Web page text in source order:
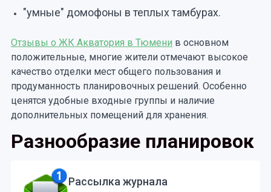
"умные" домофоны в теплых тамбурах.
Отзывы о ЖК Акватория в Тюмени в основном
положительные, многие жители отмечают высокое
качество отделки мест общего пользования и
продуманность планировочных решений. Особенно
ценятся удобные входные группы и наличие
дополнительных помещений для хранения.
Разнообразие планировок
Рассылка журнала